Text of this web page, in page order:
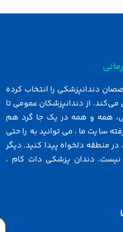
را انتخاب کرده
دندانپزشکان عمومی تا
و همه در یک جا گرد هم
ما، می‌توانید به راحتی
دلخواه پیدا کنید. دیگر
پزشکی دات کام ،